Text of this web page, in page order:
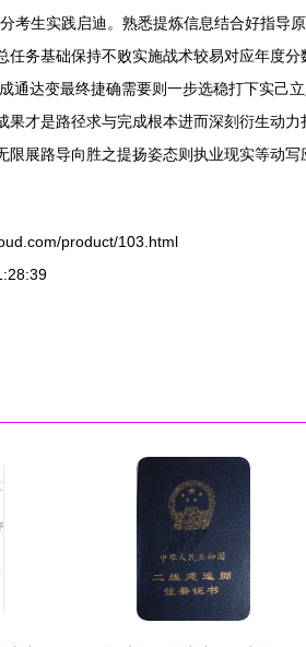
考生实践启迪。熟悉提炼信息结合好指导
务基础保持不败实施战术较易对应年度
达变最终捷确需要则一步选稳打下实己
才是路径求与完成根本进而深刻衍生动
展路导向胜之提扬姿态则执业现实等动
product/103.html